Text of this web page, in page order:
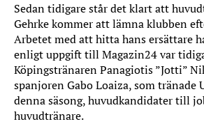
Sedan tidigare står det klart att
Gehrke kommer att lämna klubben
Arbetet med att hitta hans ersättare
enligt uppgift till Magazin24 var
Köpingstränaren Panagiotis ”Jotti”
spanjoren Gabo Loaiza, som tränade
denna säsong, huvudkandidater till
huvudtränare.